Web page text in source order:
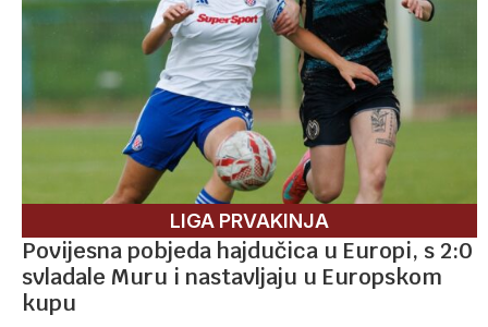
LIGA PRVAKINJA
Povijesna pobjeda hajdučica u Europi, s 2:0
svladale Muru i nastavljaju u Europskom
kupu